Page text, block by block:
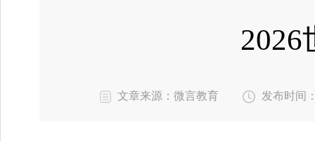
2026
文章来源：微言教育 发布时间